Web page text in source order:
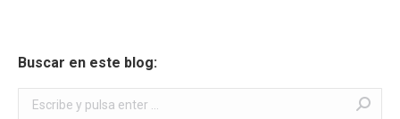
Buscar en este blog:
Buscar: